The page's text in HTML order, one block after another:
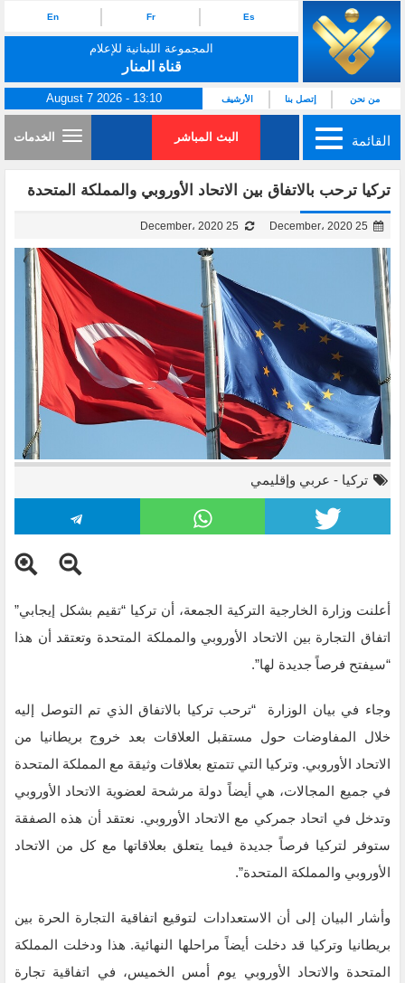
Es
Fr
En
المجموعة اللبنانية للإعلام
قناة المنار
من نحن إتصل بنا الأرشيف August 7 2026 - 13:10
القائمة البث المباشر الخدمات
تركيا ترحب بالاتفاق بين الاتحاد الأوروبي والمملكة المتحدة
تركيا - عربي وإقليمي
أعلنت وزارة الخارجية التركية الجمعة، أن تركيا “تقيم بشكل إيجابي”
اتفاق التجارة بين الاتحاد الأوروبي والمملكة المتحدة وتعتقد أن هذا
“سيفتح فرصاً جديدة لها”.
وجاء في بيان الوزارة “ترحب تركيا بالاتفاق الذي تم التوصل إليه
خلال المفاوضات حول مستقبل العلاقات بعد خروج بريطانيا من
الاتحاد الأوروبي. وتركيا التي تتمتع بعلاقات وثيقة مع المملكة المتحدة
في جميع المجالات، هي أيضاً دولة مرشحة لعضوية الاتحاد الأوروبي
وتدخل في اتحاد جمركي مع الاتحاد الأوروبي. نعتقد أن هذه الصفقة
ستوفر لتركيا فرصاً جديدة فيما يتعلق بعلاقاتها مع كل من الاتحاد
الأوروبي والمملكة المتحدة”.
وأشار البيان إلى أن الاستعدادات لتوقيع اتفاقية التجارة الحرة بين
بريطانيا وتركيا قد دخلت أيضاً مراحلها النهائية. هذا ودخلت المملكة
المتحدة والاتحاد الأوروبي يوم أمس الخميس، في اتفاقية تجارة